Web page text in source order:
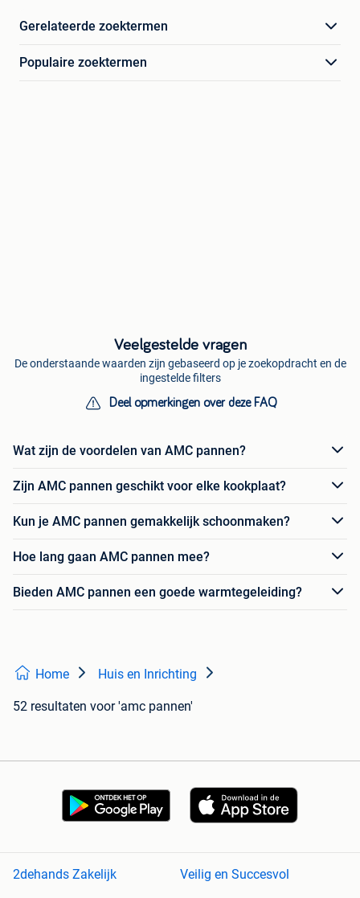
Gerelateerde zoektermen
Populaire zoektermen
Veelgestelde vragen
De onderstaande waarden zijn gebaseerd op je zoekopdracht en de
ingestelde filters
Deel opmerkingen over deze FAQ
Wat zijn de voordelen van AMC pannen?
Zijn AMC pannen geschikt voor elke kookplaat?
Kun je AMC pannen gemakkelijk schoonmaken?
Hoe lang gaan AMC pannen mee?
Bieden AMC pannen een goede warmtegeleiding?
Home Huis en Inrichting
52 resultaten voor 'amc pannen'
2dehands Zakelijk
Veilig en Succesvol